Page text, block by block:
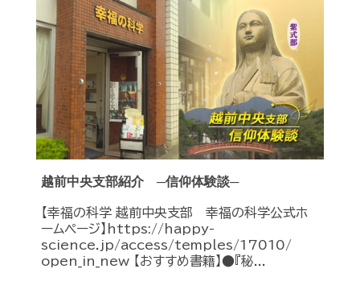
越前中央支部紹介 ─信仰体験談─
【幸福の科学 越前中央支部 幸福の科学公式ホ
ームページ】https://happy-
science.jp/access/temples/17010/
open_in_new 【おすすめ書籍】●『秘...